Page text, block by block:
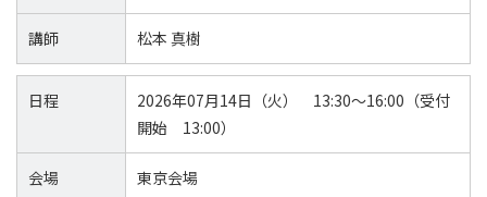
講師 松本 真樹
日程
2026年07月14日（火） 13:30～16:00（受付
開始 13:00）
会場 東京会場